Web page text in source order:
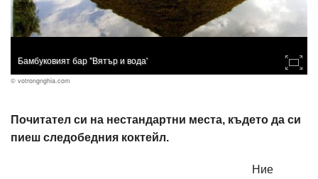
Бамбуковият бар "Вятър и вода'
© votrongnghia.com
Почитател си на нестандартни места, където да си
пиеш следобедния коктейл.
Ние